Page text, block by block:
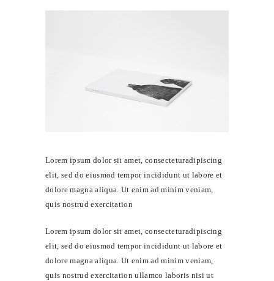
Lorem ipsum dolor sit amet, consecteturadipiscing
elit, sed do eiusmod tempor incididunt ut labore et
dolore magna aliqua. Ut enim ad minim veniam,
quis nostrud exercitation
Lorem ipsum dolor sit amet, consecteturadipiscing
elit, sed do eiusmod tempor incididunt ut labore et
dolore magna aliqua. Ut enim ad minim veniam,
quis nostrud exercitation ullamco laboris nisi ut